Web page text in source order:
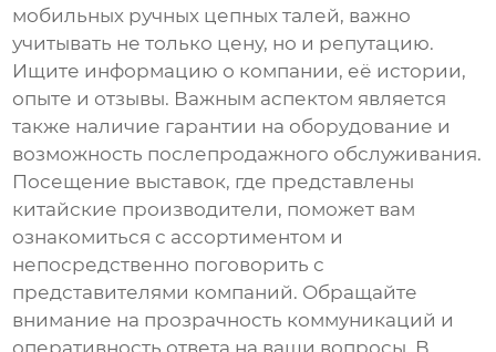
мобильных ручных цепных талей, важно
учитывать не только цену, но и репутацию.
Ищите информацию о компании, её истории,
опыте и отзывы. Важным аспектом является
также наличие гарантии на оборудование и
возможность послепродажного обслуживания.
Посещение выставок, где представлены
китайские производители, поможет вам
ознакомиться с ассортиментом и
непосредственно поговорить с
представителями компаний. Обращайте
внимание на прозрачность коммуникаций и
оперативность ответа на ваши вопросы. В